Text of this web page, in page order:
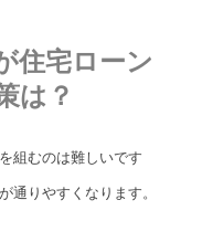
住宅ローン
は？
組むのは難しいです
通りやすくなります。